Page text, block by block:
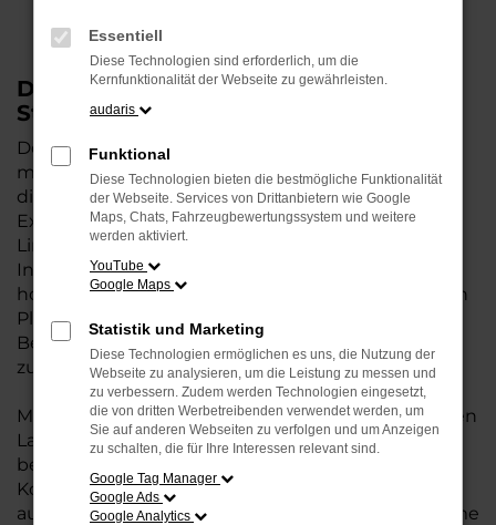
Der neue ID. 3 Neo – Klar im Design.
Stark im Alltag.
Der ID. 3 Neo setzt neue Maßstäbe mit seinem
modernen, klaren Design und einer Ausstattung,
die den Alltag noch angenehmer macht. Das
Exterieur überzeugt mit einer selbstbewussten
Linienführung und einem stilvollen Auftritt. Im
Innenraum erwartet Sie eine neue Gestaltung mit
hochwertigen Materialien und einem großzügigen
Platzangebot. Große Displays und eine intuitive
Bedienung sorgen dafür, dass Sie sich sofort
zurechtfinden.
Mit leistungsstarker Elektrotechnologie und kurzen
Ladepausen wird das Fahren im ID. 3 Neo
besonders entspannt. Der leise E-Antrieb sorgt für
Komfort auf jeder Fahrt – egal ob in der Stadt oder
auf längeren Strecken. Innovative Assistenzsysteme
Essentiell
Diese Technologien sind erforderlich, um die
Kernfunktionalität der Webseite zu gewährleisten.
audaris
Funktional
Diese Technologien bieten die bestmögliche Funktionalität
der Webseite. Services von Drittanbietern wie Google
Maps, Chats, Fahrzeugbewertungssystem und weitere
werden aktiviert.
YouTube
Google Maps
Statistik und Marketing
Diese Technologien ermöglichen es uns, die Nutzung der
Webseite zu analysieren, um die Leistung zu messen und
zu verbessern. Zudem werden Technologien eingesetzt,
die von dritten Werbetreibenden verwendet werden, um
Sie auf anderen Webseiten zu verfolgen und um Anzeigen
zu schalten, die für Ihre Interessen relevant sind.
Google Tag Manager
Google Ads
Google Analytics